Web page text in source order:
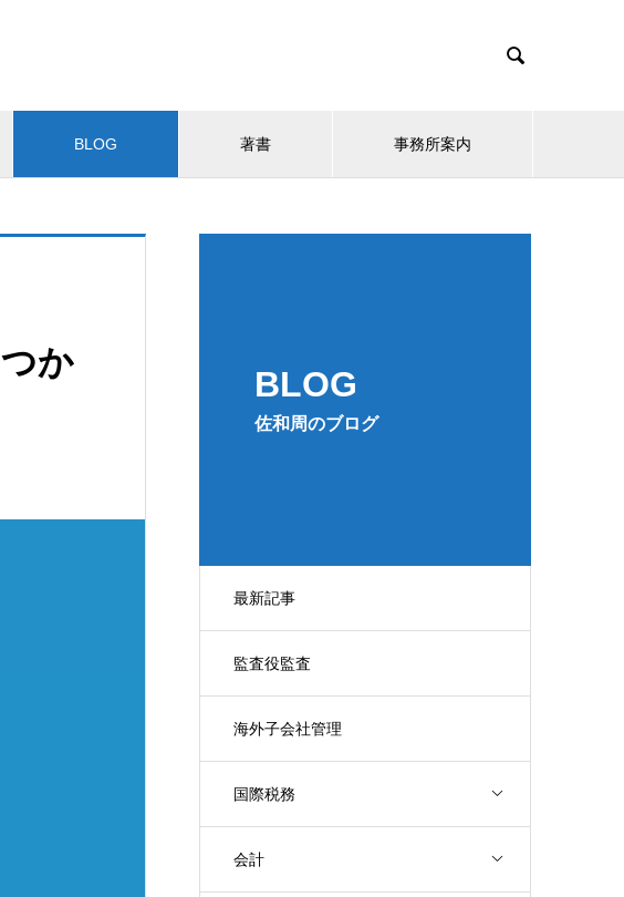

BLOG 著書 事務所案内
BLOG
佐和周のブログ
最新記事
監査役監査
海外子会社管理
国際税務
会計
か